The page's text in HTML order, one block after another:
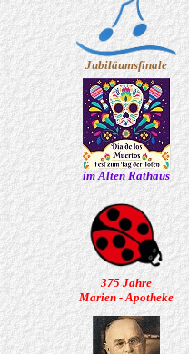
Jubiläumsfinale
im Alten Rathaus
375 Jahre
Marien - Apotheke